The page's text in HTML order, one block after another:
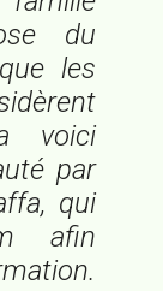
du
les
voici
par
qui
afin